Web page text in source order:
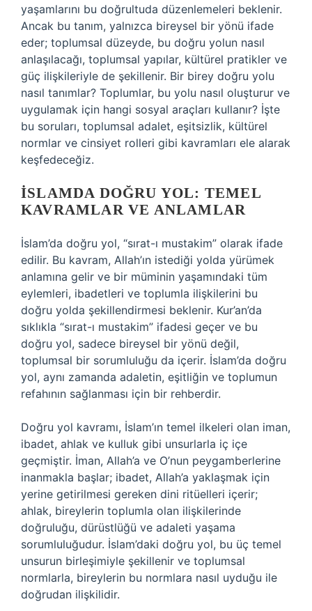
yaşamlarını bu doğrultuda düzenlemeleri beklenir.
Ancak bu tanım, yalnızca bireysel bir yönü ifade
eder; toplumsal düzeyde, bu doğru yolun nasıl
anlaşılacağı, toplumsal yapılar, kültürel pratikler ve
güç ilişkileriyle de şekillenir. Bir birey doğru yolu
nasıl tanımlar? Toplumlar, bu yolu nasıl oluşturur ve
uygulamak için hangi sosyal araçları kullanır? İşte
bu soruları, toplumsal adalet, eşitsizlik, kültürel
normlar ve cinsiyet rolleri gibi kavramları ele alarak
keşfedeceğiz.
İSLAMDA DOĞRU YOL: TEMEL
KAVRAMLAR VE ANLAMLAR
İslam’da doğru yol, “sırat-ı mustakim” olarak ifade
edilir. Bu kavram, Allah’ın istediği yolda yürümek
anlamına gelir ve bir müminin yaşamındaki tüm
eylemleri, ibadetleri ve toplumla ilişkilerini bu
doğru yolda şekillendirmesi beklenir. Kur’an’da
sıklıkla “sırat-ı mustakim” ifadesi geçer ve bu
doğru yol, sadece bireysel bir yönü değil,
toplumsal bir sorumluluğu da içerir. İslam’da doğru
yol, aynı zamanda adaletin, eşitliğin ve toplumun
refahının sağlanması için bir rehberdir.
Doğru yol kavramı, İslam’ın temel ilkeleri olan iman,
ibadet, ahlak ve kulluk gibi unsurlarla iç içe
geçmiştir. İman, Allah’a ve O’nun peygamberlerine
inanmakla başlar; ibadet, Allah’a yaklaşmak için
yerine getirilmesi gereken dini ritüelleri içerir;
ahlak, bireylerin toplumla olan ilişkilerinde
doğruluğu, dürüstlüğü ve adaleti yaşama
sorumluluğudur. İslam’daki doğru yol, bu üç temel
unsurun birleşimiyle şekillenir ve toplumsal
normlarla, bireylerin bu normlara nasıl uyduğu ile
doğrudan ilişkilidir.